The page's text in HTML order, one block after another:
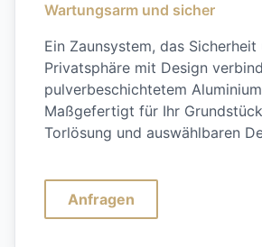
Wartungsarm und sicher
Ein Zaunsystem, das Sicherheit
Privatsphäre mit Design
pulverbeschichtetem
Maßgefertigt für Ihr
Torlösung und auswählbaren
Anfragen